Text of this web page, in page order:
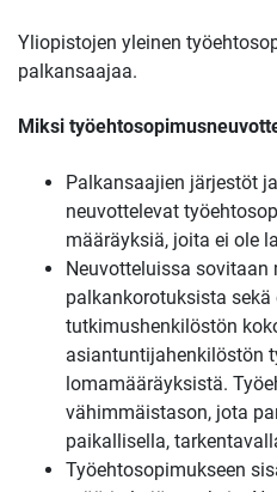
Yliopistojen yleinen
palkansaajaa.
Miksi
Palkansaajien järjestöt
neuvottelevat
määräyksiä, joita ei ole
Neuvotteluissa sovitaan
palkankorotuksista sekä
tutkimushenkilöstön
asiantuntijahenkilöstön
lomamääräyksistä.
vähimmäistason, jota
paikallisella,
Työehtosopimukseen